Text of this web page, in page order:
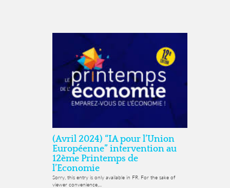
(Avril 2024) “IA pour l’Union
Européenne” intervention au
12ème Printemps de
l’Economie
Sorry, this entry is only available in FR. For the sake of
viewer convenience,...